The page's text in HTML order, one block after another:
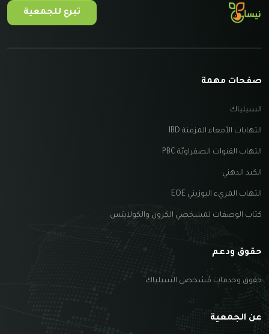
تبرع للجمعية
صفحات مهمة
السيلياك
التهابات الأمعاء المزمنة IBD
التهاب القنوات الصفراويّة PBC
الكبد الدهني
التهاب المريء اليوزيني EOE
كتاب الوصفات لمشخصي الكرون والكولايتس
حقوق ودعم
حقوق وخدمات مُشخصي السيلياك
عن الجمعية